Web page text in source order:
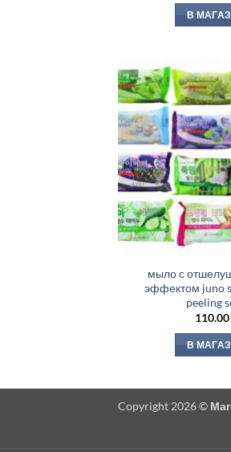
В
мыло с
эффектом juno
peeling
В
Copyright 2026 ©